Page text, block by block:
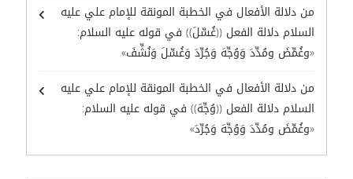
من دلالة الأفعال في الخطبة المونقة للإمام علي عليه
السلام دلالة الفعل ((غُسِّلَ)) في قوله عليه السلام:
«وغُمِّضَ ومُدِّدَ وَوُجِّهَ وَجُرِّدَ وَغُسِّلَ وَنُشِّفَ»
من دلالة الأفعال في الخطبة المونقة للإمام علي عليه
السلام دلالة الفعل ((وُجِّهَ)) في قوله عليه السلام:
«وغُمِّضَ ومُدِّدَ وَوُجِّهَ وَجُرِّدَ»